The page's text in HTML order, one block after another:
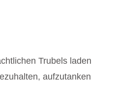
Trubels laden
aufzutanken